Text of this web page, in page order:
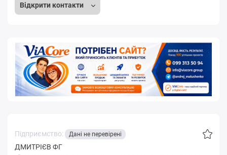
Відкрити контакти
Підприємство: Дані не перевірені
ДМИТРІЄВ ФГ